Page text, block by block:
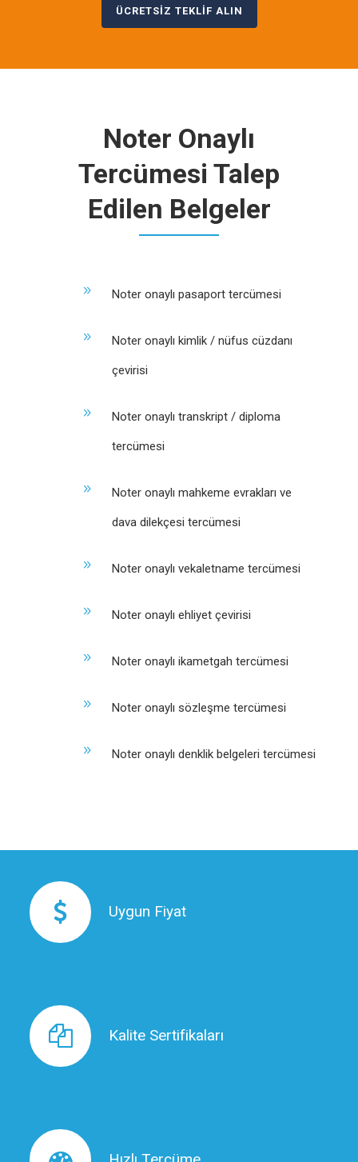
ÜCRETSİZ TEKLİF ALIN
Noter Onaylı
Tercümesi Talep
Edilen Belgeler
Noter onaylı pasaport tercümesi
Noter onaylı kimlik / nüfus cüzdanı
çevirisi
Noter onaylı transkript / diploma
tercümesi
Noter onaylı mahkeme evrakları ve
dava dilekçesi tercümesi
Noter onaylı vekaletname tercümesi
Noter onaylı ehliyet çevirisi
Noter onaylı ikametgah tercümesi
Noter onaylı sözleşme tercümesi
Noter onaylı denklik belgeleri tercümesi
Uygun Fiyat
Uygun Fiyat
Kalite Sertifikaları
Kalite Sertifikaları